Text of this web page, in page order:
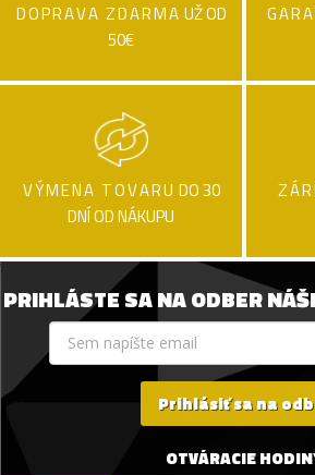
DOPRAVA ZDARMA UŽ OD
50€
VÝMENA TOVARU DO 30
DNÍ OD NÁKUPU
PRIHLÁSTE SA NA ODBER
Prihlásiť sa na
OTVÁRACIE